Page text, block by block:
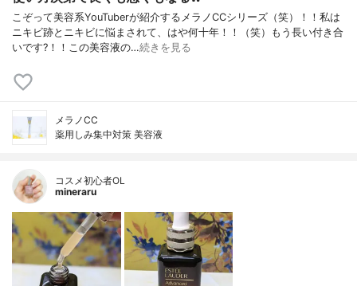
こぞって美容系YouTuberが紹介するメラノCCシリーズ（笑）！！私は
ニキビ跡とニキビに悩まされて、はや何十年！！（笑）もう長い付き合
いです?！！この美容液の…続きを見る
メラノCC
薬用しみ集中対策 美容液
コスメ初心者OL
mineraru